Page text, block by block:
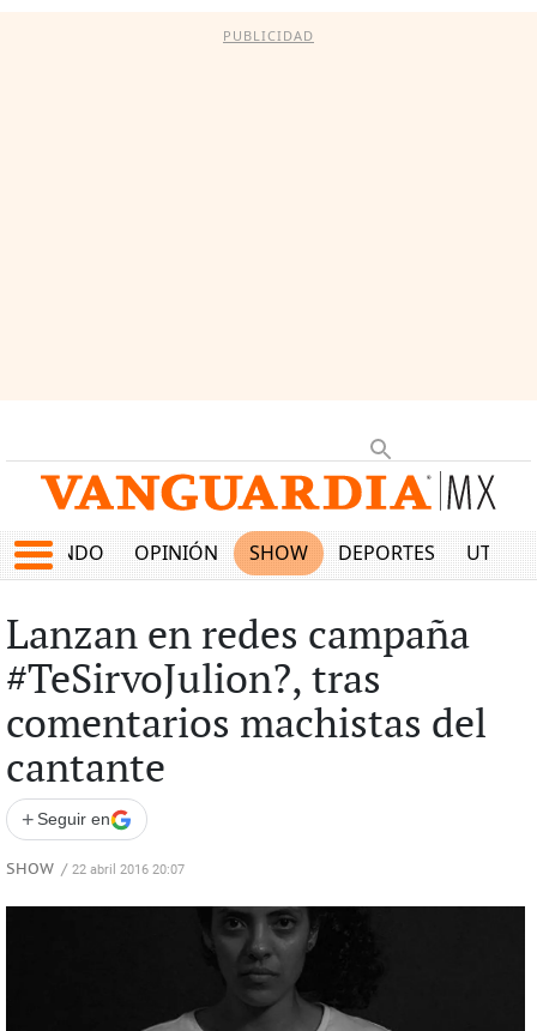
PUBLICIDAD
MUNDO OPINIÓN SHOW DEPORTES
Lanzan en redes campaña
#TeSirvoJulion?, tras
comentarios machistas del
cantante
+ Seguir en
SHOW / 22 abril 2016 20:07